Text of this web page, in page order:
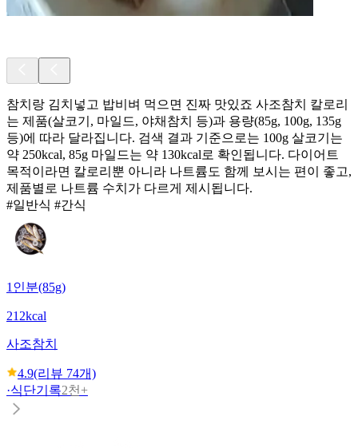
참치랑 김치넣고 밥비벼 먹으면 진짜 맛있죠 사조참치 칼로리
는 제품(살코기, 마일드, 야채참치 등)과 용량(85g, 100g, 135g
등)에 따라 달라집니다. 검색 결과 기준으로는 100g 살코기는
약 250kcal, 85g 마일드는 약 130kcal로 확인됩니다. 다이어트
목적이라면 칼로리뿐 아니라 나트륨도 함께 보시는 편이 좋고,
제품별로 나트륨 수치가 다르게 제시됩니다.
#일반식 #간식
1인분(85g)
212kcal
사조참치
4.9(리뷰 74개)
·식단기록2천+